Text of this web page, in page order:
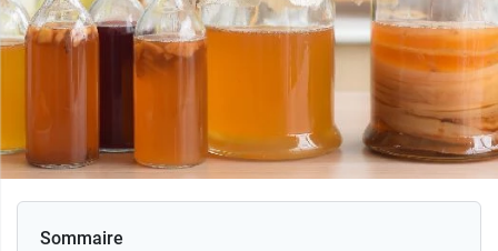
Sommaire